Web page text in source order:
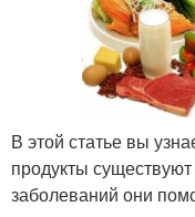
В этой статье вы
продукты
заболеваний они